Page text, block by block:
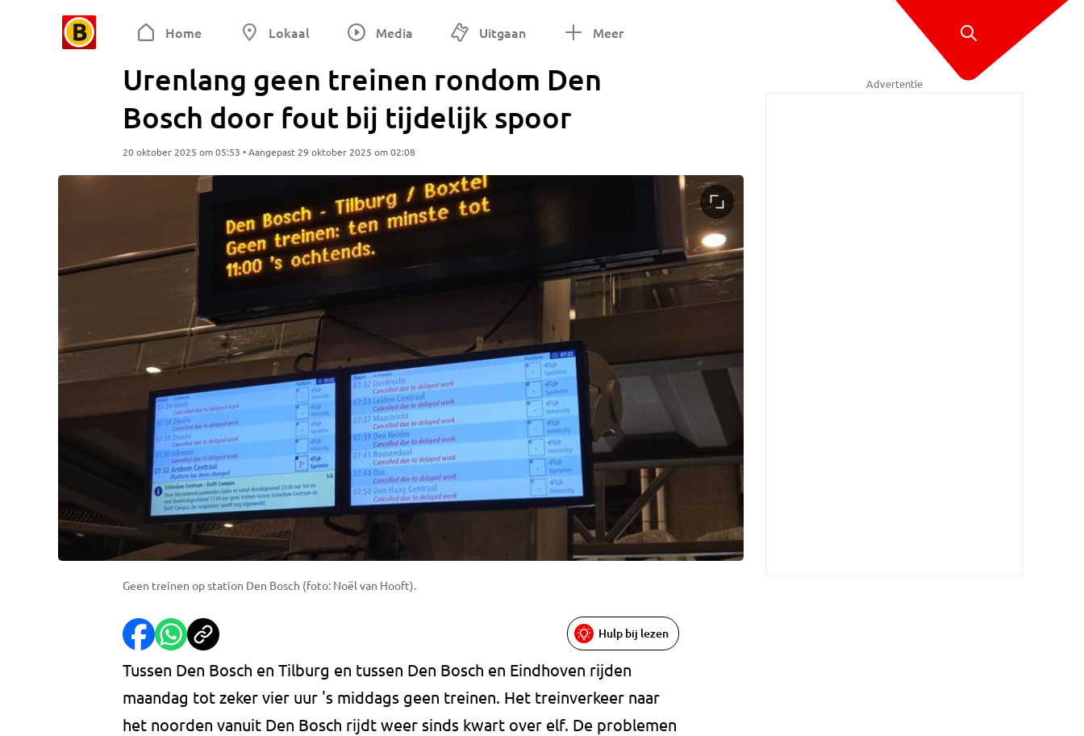
Home Lokaal Media Uitgaan Meer
Urenlang geen treinen rondom Den
Bosch door fout bij tijdelijk spoor
20 oktober 2025 om 05:53 • Aangepast 29 oktober 2025 om 02:08
Geen treinen op station Den Bosch (foto: Noël van Hooft).
Hulp bij lezen
Tussen Den Bosch en Tilburg en tussen Den Bosch en Eindhoven rijden
maandag tot zeker vier uur 's middags geen treinen. Het treinverkeer naar
het noorden vanuit Den Bosch rijdt weer sinds kwart over elf. De problemen
Advertentie